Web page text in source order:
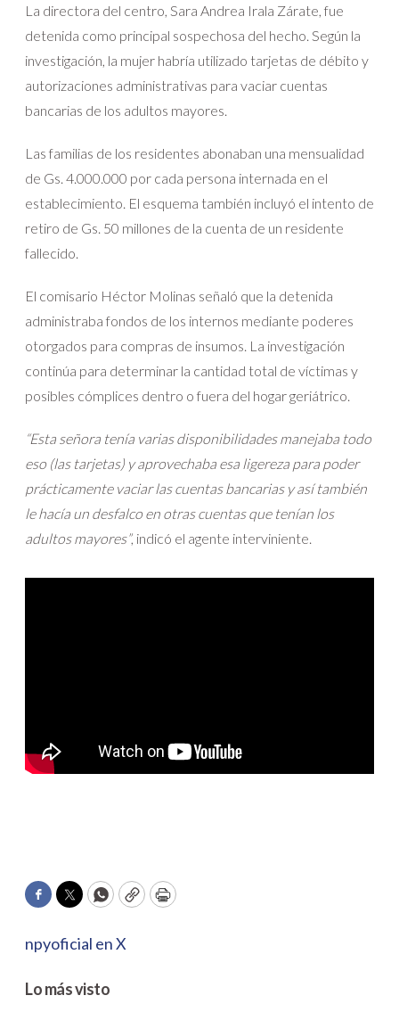
La directora del centro, Sara Andrea Irala Zárate, fue
detenida como principal sospechosa del hecho. Según la
investigación, la mujer habría utilizado tarjetas de débito y
autorizaciones administrativas para vaciar cuentas
bancarias de los adultos mayores.
Las familias de los residentes abonaban una mensualidad
de Gs. 4.000.000 por cada persona internada en el
establecimiento. El esquema también incluyó el intento de
retiro de Gs. 50 millones de la cuenta de un residente
fallecido.
El comisario Héctor Molinas señaló que la detenida
administraba fondos de los internos mediante poderes
otorgados para compras de insumos. La investigación
continúa para determinar la cantidad total de víctimas y
posibles cómplices dentro o fuera del hogar geriátrico.
“Esta señora tenía varias disponibilidades manejaba todo
eso (las tarjetas) y aprovechaba esa ligereza para poder
prácticamente vaciar las cuentas bancarias y así también
le hacía un desfalco en otras cuentas que tenían los
adultos mayores”, indicó el agente interviniente.
Facebook
TwitterWhatsApp
CopyPrint
npyoficial en X
Lo más visto